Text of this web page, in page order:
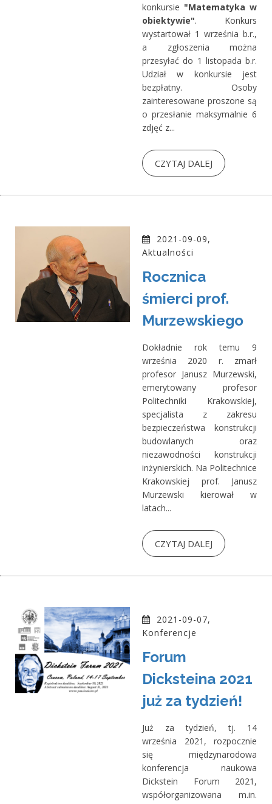
konkursie "Matematyka w
obiektywie". Konkurs
wystartował 1 września b.r.,
a zgłoszenia można
przesyłać do 1 listopada b.r.
Udział w konkursie jest
bezpłatny. Osoby
zainteresowane proszone są
o przesłanie maksymalnie 6
zdjęć z...
CZYTAJ DALEJ
2021-09-09,
Aktualności
Rocznica
śmierci prof.
Murzewskiego
Dokładnie rok temu 9
września 2020 r. zmarł
profesor Janusz Murzewski,
emerytowany profesor
Politechniki Krakowskiej,
specjalista z zakresu
bezpieczeństwa konstrukcji
budowlanych oraz
niezawodności konstrukcji
inżynierskich. Na Politechnice
Krakowskiej prof. Janusz
Murzewski kierował w
latach...
CZYTAJ DALEJ
2021-09-07,
Konferencje
Forum
Dicksteina 2021
już za tydzień!
Już za tydzień, tj. 14
września 2021, rozpocznie
się międzynarodowa
konferencja naukowa
Dickstein Forum 2021,
współorganizowana m.in.